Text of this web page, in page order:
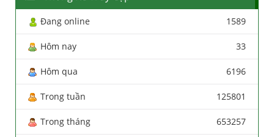
Đang online 1589
Hôm nay 33
Hôm qua 6196
Trong tuần 125801
Trong tháng 653257